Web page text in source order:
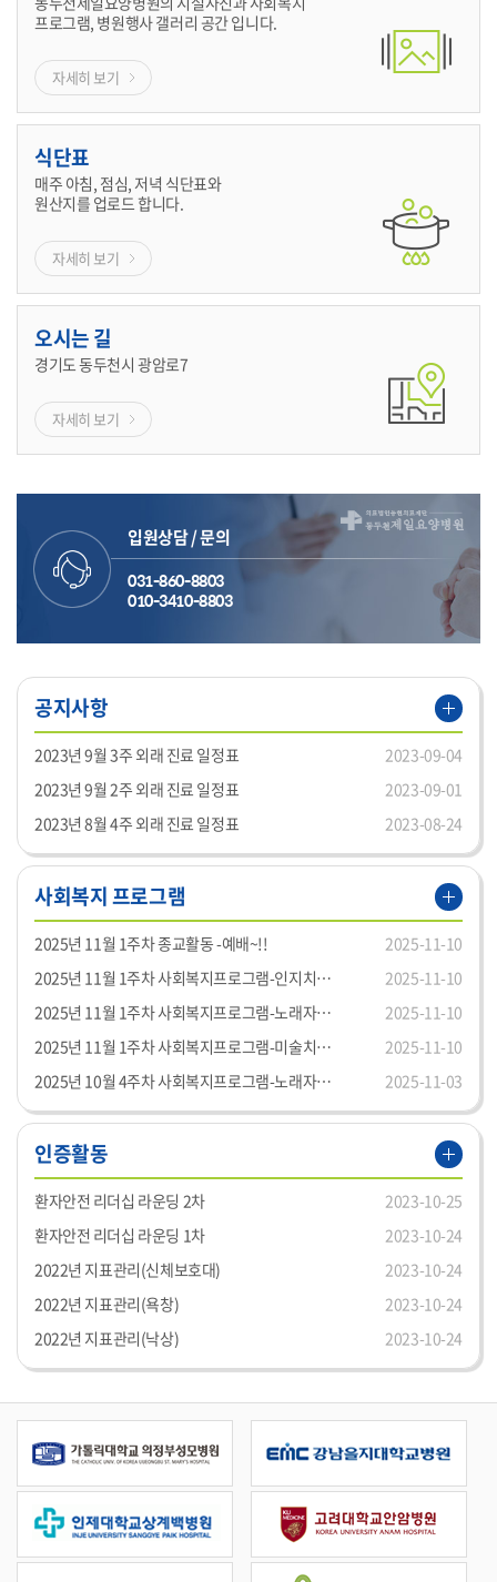
프로그램, 병원행사 갤러리 공간 입니다.
자세히 보기
식단표
매주 아침, 점심, 저녁 식단표와
원산지를 업로드 합니다.
자세히 보기
오시는 길
경기도 동두천시 광암로7
자세히 보기
입원상담 / 문의
031-860-8803
010-3410-8803
공지사항
2023년 9월 3주 외래 진료 일정표
2023-09-04
2023년 9월 2주 외래 진료 일정표
2023-09-01
2023년 8월 4주 외래 진료 일정표
2023-08-24
사회복지 프로그램
2025년 11월 1주차 종교활동 -예배~!!
2025-11-10
2025년 11월 1주차 사회복지프로그램-인지치료~!!
2025-11-10
2025년 11월 1주차 사회복지프로그램-노래자랑~!!
2025-11-10
2025년 11월 1주차 사회복지프로그램-미술치료~!!
2025-11-10
2025년 10월 4주차 사회복지프로그램-노래자랑~!!
2025-11-03
인증활동
환자안전 리더십 라운딩 2차
2023-10-25
환자안전 리더십 라운딩 1차
2023-10-24
2022년 지표관리(신체보호대)
2023-10-24
2022년 지표관리(욕창)
2023-10-24
2022년 지표관리(낙상)
2023-10-24